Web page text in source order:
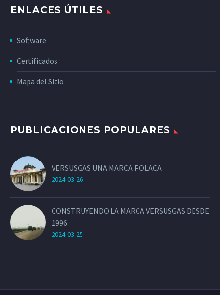
ENLACES ÚTILES
Software
Certificados
Mapa del Sitio
PUBLICACIONES POPULARES
VERSUSGAS UNA MARCA POLACA
2024-03-26
CONSTRUYENDO LA MARCA VERSUSGAS DESDE
1996
2024-03-25